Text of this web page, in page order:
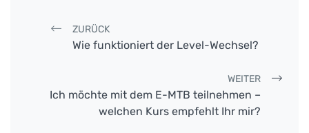
Post navigation
ZURÜCK
Wie funktioniert der Level-Wechsel?
WEITER
Ich möchte mit dem E-MTB teilnehmen –
welchen Kurs empfehlt Ihr mir?